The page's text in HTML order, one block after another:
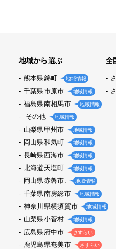
地域から選ぶ
熊本県錦町 地域情報
千葉県市原市 地域情報
福島県南相馬市 地域情報
その他 地域情報
山梨県甲州市 地域情報
岡山県和気町 地域情報
長崎県西海市 地域情報
北海道天塩町 地域情報
岡山県赤磐市. 地域情報
千葉県南房総市 地域情報
神奈川県横須賀市 地域情報
山梨県小菅村 地域情報
広島県府中市 さすらい
鹿児島県奄美市 さすらい
全